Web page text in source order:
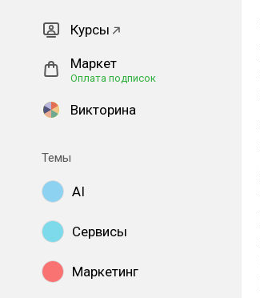
Курсы
Маркет
Оплата подписок
Викторина
Темы
AI
Сервисы
Маркетинг